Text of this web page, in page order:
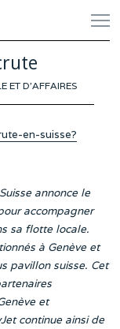
ET D'AFFAIRES
en-suisse?
annonce le
accompagner
sa flotte locale.
à Genève et
pavillon suisse. Cet
et
continue ainsi de